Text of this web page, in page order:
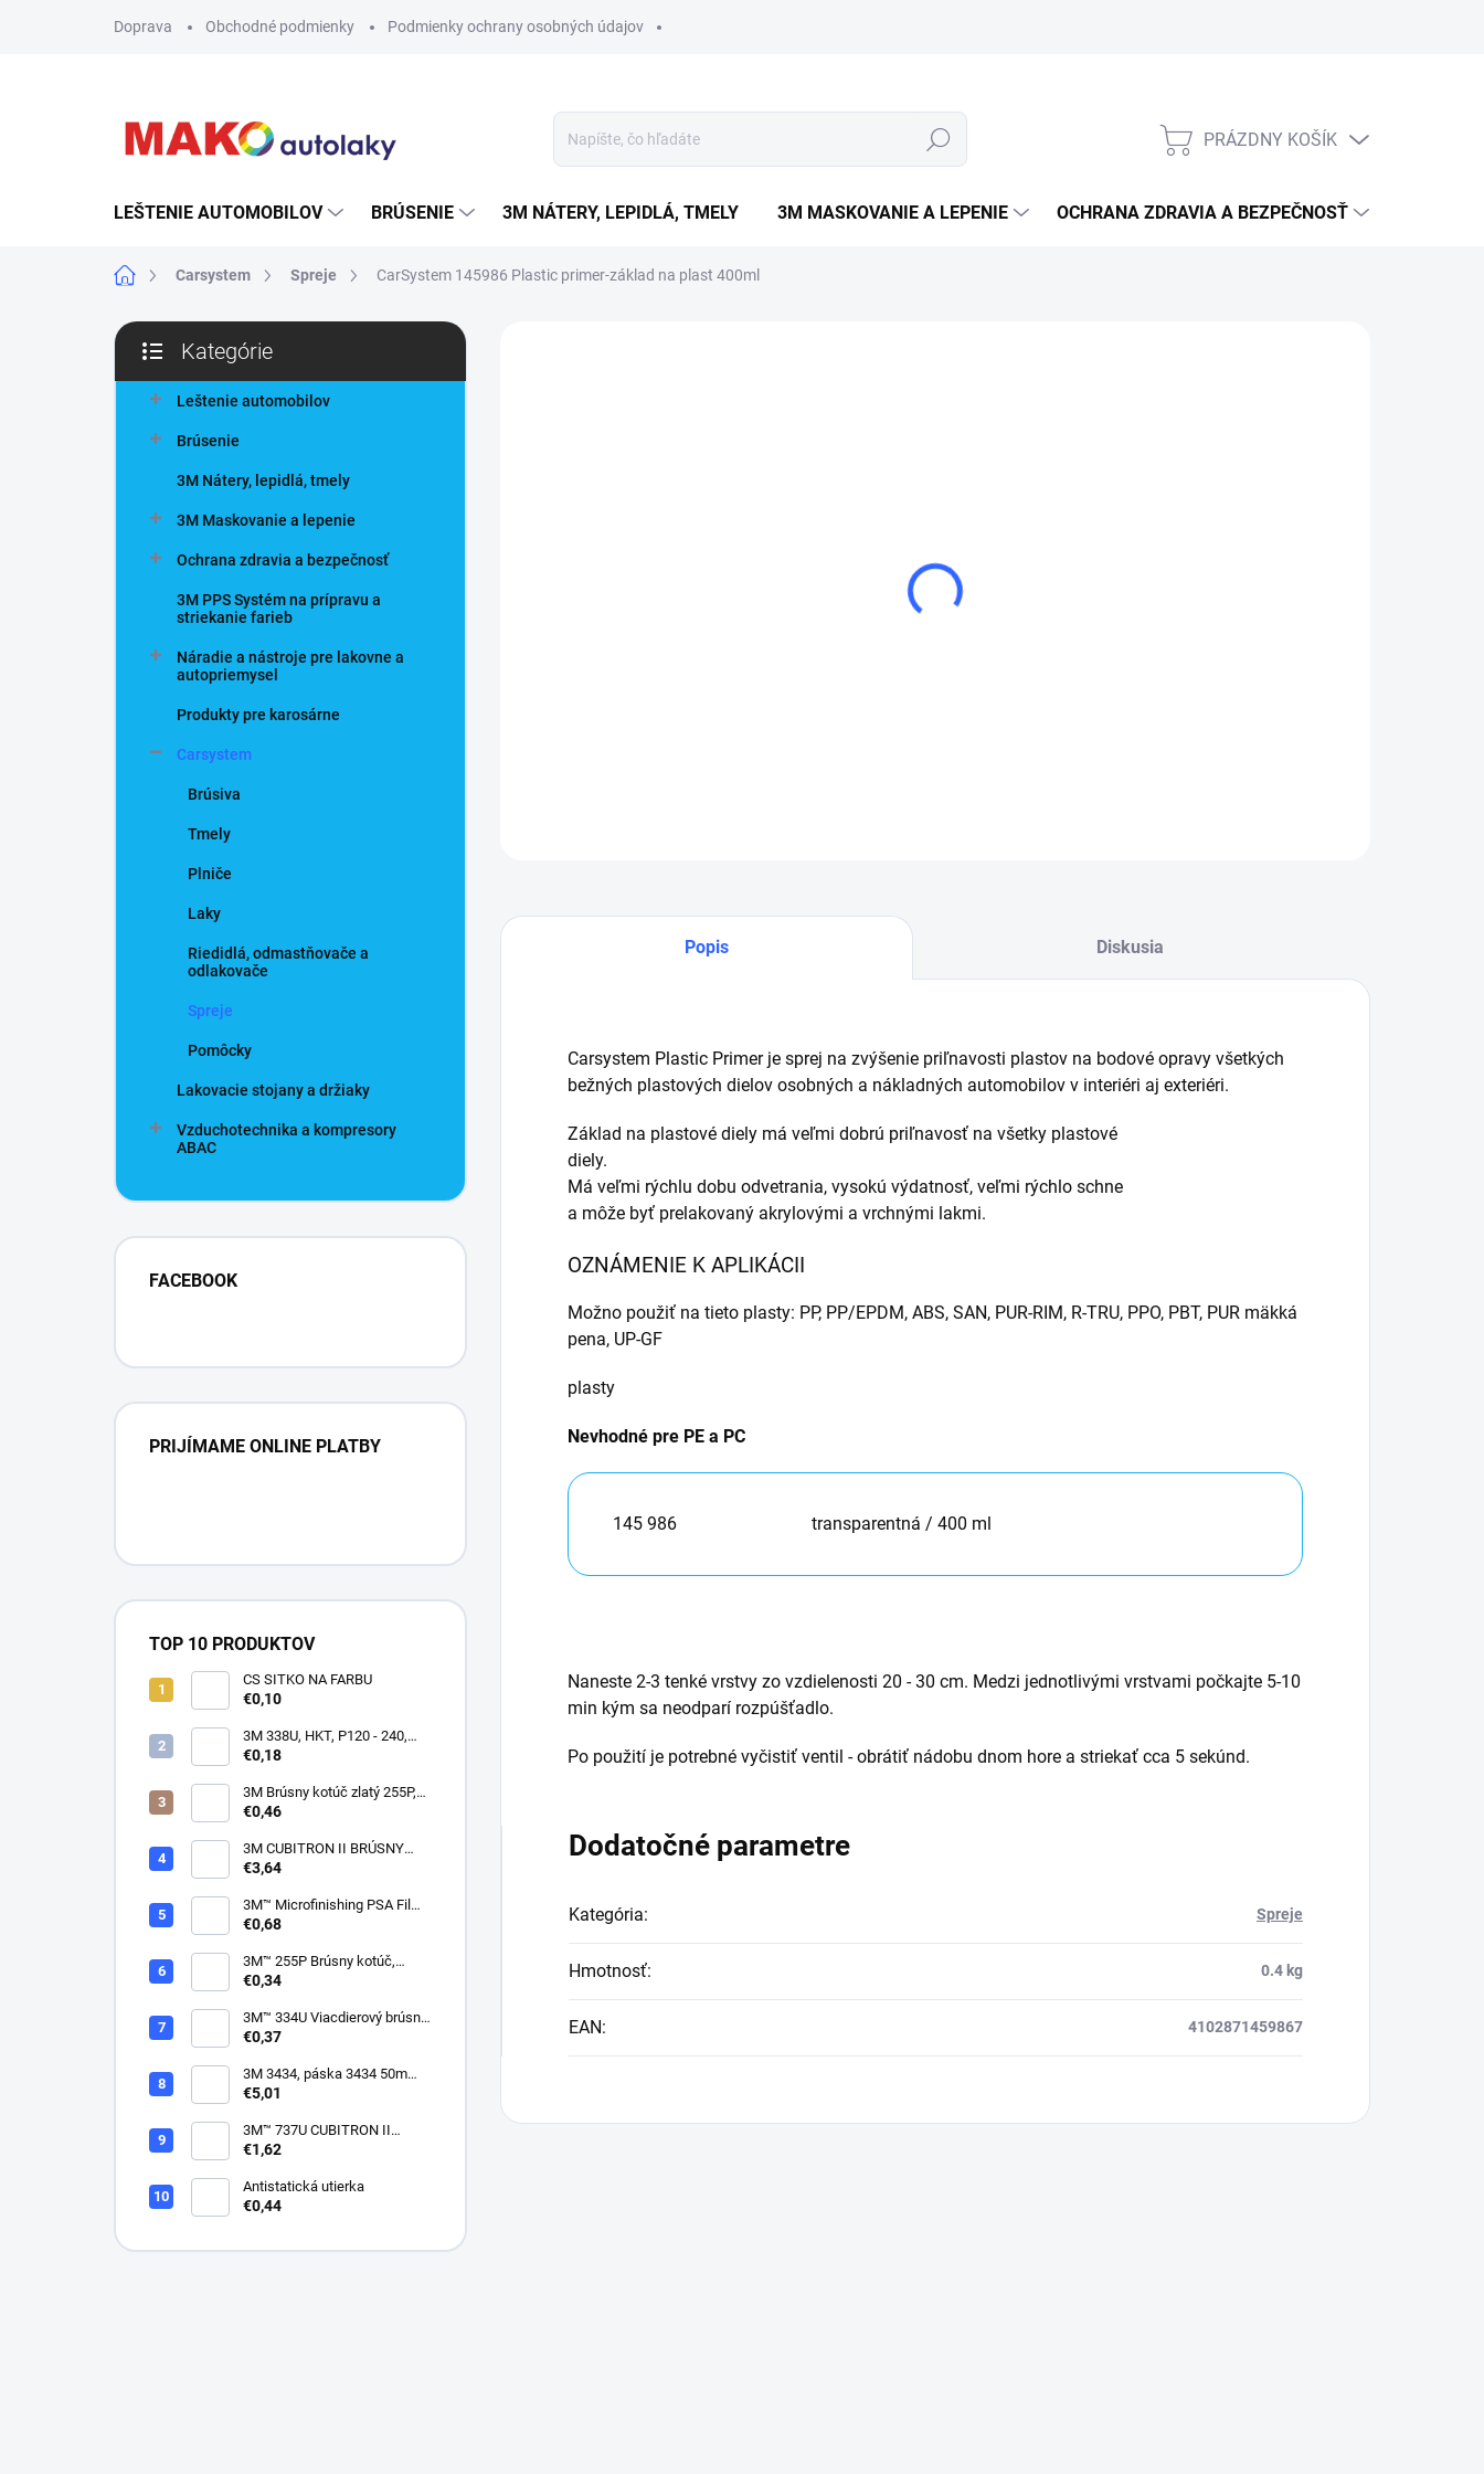
Doprava Obchodné podmienky Podmienky ochrany osobných údajov
Hľadať
NÁKUPNÝ
PRÁZDNY KOŠÍK
LEŠTENIE AUTOMOBILOV BRÚSENIE 3M NÁTERY, LEPIDLÁ, TMELY 3M MASKOVANIE A LEPENIE OCHRANA ZDRAVIA A BEZPEČNOSŤ
DomovCarsystem Spreje CarSystem 145986 Plastic primer-základ na plast 400ml
B
č
kategórie
Kategórie
Leštenie automobilov
Brúsenie
3M Nátery, lepidlá, tmely
3M Maskovanie a lepenie
Ochrana zdravia a bezpečnosť
3M PPS Systém na prípravu a
striekanie farieb
Náradie a nástroje pre lakovne a
autopriemysel
Produkty pre karosárne
Carsystem
Brúsiva
Tmely
Plniče
Laky
Riedidlá, odmastňovače a
odlakovače
Spreje
Pomôcky
Lakovacie stojany a držiaky
Vzduchotechnika a kompresory
ABAC
FACEBOOK
PRIJÍMAME ONLINE PLATBY
TOP 10 PRODUKTOV
CS SITKO NA FARBU
€0,10
3M 338U, HKT, P120 - 240,
150mm
€0,18
3M Brúsny kotúč zlatý 255P,
suchý zips, 15 dier, v
150 mm
€0,46
3M CUBITRON II BRÚSNY
PÁSIK, 10 X 330 MM
€3,64
3M™ Microfinishing PSA Film
Disc 268L, 9 Mic 3MIL, 37 mm
€0,68
3M™ 255P Brúsny kotúč,
suchý zips, bez dier, 75mm
€0,34
3M™ 334U Viacdierový brúsny
kotúč Purple 75mm
€0,37
3M 3434, páska 3434 50m
modrá
€5,01
3M™ 737U CUBITRON II
VIACDIEROVÝ BRÚSNY
396 MM
€1,62
Antistatická utierka
€0,44
Popis Diskusia
Carsystem Plastic Primer je sprej na zvýšenie priľnavosti plastov na bodové opravy všetkých
bežných plastových dielov osobných a nákladných automobilov v interiéri aj exteriéri.
Základ na plastové diely má veľmi dobrú priľnavosť na všetky plastové
diely.
Má veľmi rýchlu dobu odvetrania, vysokú výdatnosť, veľmi rýchlo schne
a môže byť prelakovaný akrylovými a vrchnými lakmi.
OZNÁMENIE K APLIKÁCII
Možno použiť na tieto plasty: PP, PP/EPDM, ABS, SAN, PUR-RIM, R-TRU, PPO, PBT, PUR mäkká
pena, UP-GF
plasty
Nevhodné pre PE a PC
145 986 transparentná / 400 ml
Naneste 2-3 tenké vrstvy zo vzdielenosti 20 - 30 cm. Medzi jednotlivými vrstvami počkajte 5-10
min kým sa neodparí rozpúšťadlo.
Po použití je potrebné vyčistiť ventil - obrátiť nádobu dnom hore a striekať cca 5 sekúnd.
Dodatočné parametre
Kategória: Spreje
Hmotnosť: 0.4 kg
EAN: 4102871459867